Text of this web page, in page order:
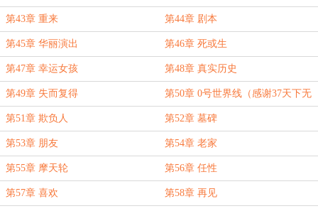
第43章 重来 第44章 剧本
第45章 华丽演出 第46章 死或生
第47章 幸运女孩 第48章 真实历史
第49章 失而复得 第50章 0号世界线（感谢37天下无
双大佬打赏的白银盟！）
第51章 欺负人 第52章 墓碑
第53章 朋友 第54章 老家
第55章 摩天轮 第56章 任性
第57章 喜欢 第58章 再见